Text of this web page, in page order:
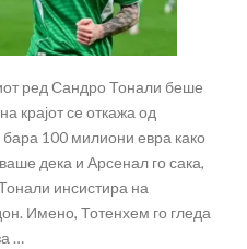
ред Сандро Тонали беше
крајот се откажа од
100 милиони евра како
дека и Арсенал го сака,
инсистира на
Имено, Тотенхем го гледа
…